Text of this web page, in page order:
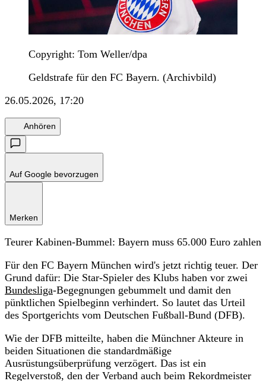
Copyright: Tom Weller/dpa
Geldstrafe für den FC Bayern. (Archivbild)
26.05.2026, 17:20
Anhören
Auf Google bevorzugen
Merken
Teurer Kabinen-Bummel: Bayern muss 65.000 Euro zahlen
Für den FC Bayern München wird's jetzt richtig teuer. Der
Grund dafür: Die Star-Spieler des Klubs haben vor zwei
Bundesliga-Begegnungen gebummelt und damit den
pünktlichen Spielbeginn verhindert. So lautet das Urteil
des Sportgerichts vom Deutschen Fußball-Bund (DFB).
Wie der DFB mitteilte, haben die Münchner Akteure in
beiden Situationen die standardmäßige
Ausrüstungsüberprüfung verzögert. Das ist ein
Regelverstoß, den der Verband auch beim Rekordmeister